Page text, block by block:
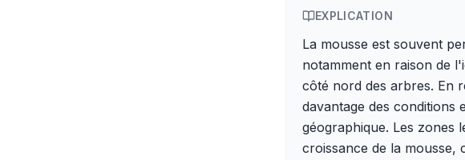
EXPLICATION
La mousse est souvent
notamment en raison de
côté nord des arbres. En
davantage des conditions
géographique. Les zones
croissance de la mousse,